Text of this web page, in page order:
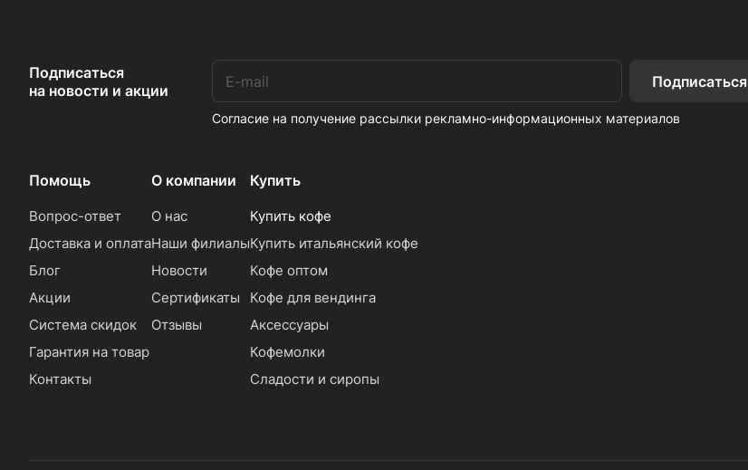
Подписаться
на новости и акции
Подписаться
Согласие на получение рассылки рекламно-информационных материалов
Помощь
Вопрос-ответ
Доставка и оплата
Блог
Акции
Система скидок
Гарантия на товар
Контакты
О компании
О нас
Наши филиалы
Новости
Сертификаты
Отзывы
Купить
Купить кофе
Купить итальянский кофе
Кофе оптом
Кофе для вендинга
Аксессуары
Кофемолки
Сладости и сиропы